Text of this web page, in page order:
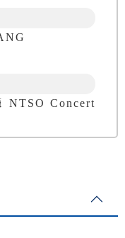
NTSO Concert